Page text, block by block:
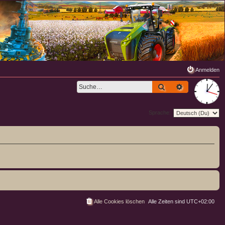
Anmelden
SucheErweiterte
Sprache:
Alle Zeiten sind UTC+02:00
Alle Cookies löschen